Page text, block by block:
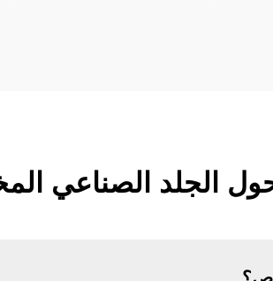
حول الجلد الصناعي